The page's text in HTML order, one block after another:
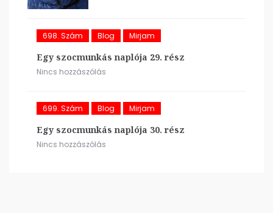
698. Szám Blog Mirjam
Egy szocmunkás naplója 29. rész
Nincs hozzászólás
699. Szám Blog Mirjam
Egy szocmunkás naplója 30. rész
Nincs hozzászólás